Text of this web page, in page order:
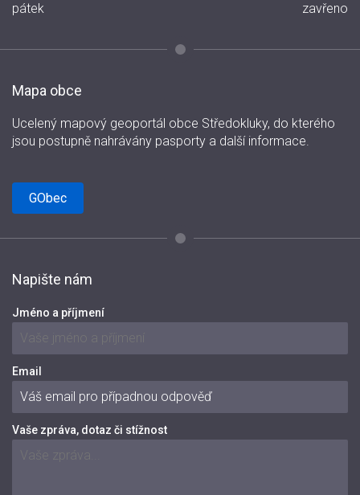
pátek
zavřeno
Mapa obce
Ucelený mapový geoportál obce Středokluky, do kterého
jsou postupně nahrávány pasporty a další informace.
GObec
Napište nám
Jméno a příjmení
Email
Vaše zpráva, dotaz či stížnost